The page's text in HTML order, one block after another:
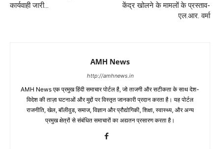
कार्यवाही जारी…
केंद्र खोलने के मामलों के प्रस्ताव-
एल.आर. वर्मा
AMH News
http://amhnews.in
AMH News एक प्रमुख हिंदी समाचार पोर्टल है, जो ताजगी और सटीकता के साथ देश-
विदेश की ताज़ा घटनाओं और मुद्दों पर विस्तृत जानकारी प्रदान करता है। यह पोर्टल
राजनीति, खेल, बॉलीवुड, समाज, विज्ञान और प्रौद्योगिकी, शिक्षा, स्वास्थ्य, और अन्य
प्रमुख क्षेत्रों से संबंधित समाचारों का अद्यतन प्रसारण करता है।